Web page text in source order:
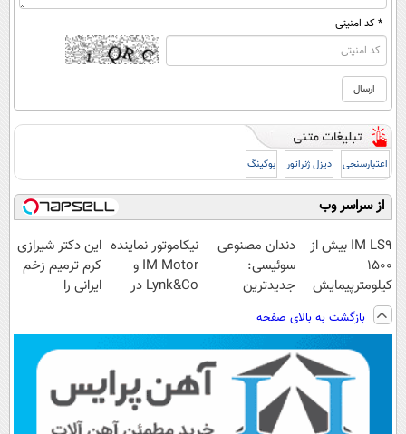
* کد امنیتی
اعتبارسنجی دیزل ژنراتور بوکینگ
از سراسر وب
IM LS9 بیش از
1500
کیلومترپیمایش
با یکبار شارژ
دندان مصنوعی
سوئیسی:
جدیدترین
سبک و مقاوم |
پرداخت قسطی
نیکاموتور نماینده
IM Motor و
Lynk&Co در
این دکتر شیرازی
کرم ترمیم زخم
ایرانی را
بازگشت به بالای صفحه